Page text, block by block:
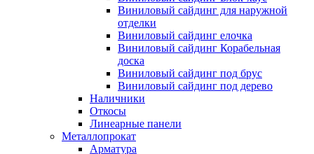
Виниловый сайдинг для наружной
отделки
Виниловый сайдинг елочка
Виниловый сайдинг Корабельная
доска
Виниловый сайдинг под брус
Виниловый сайдинг под дерево
Наличники
Откосы
Линеарные панели
Металлопрокат
Арматура